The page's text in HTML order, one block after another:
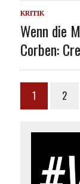
KRITIK
Wenn die
Corben:
1 2